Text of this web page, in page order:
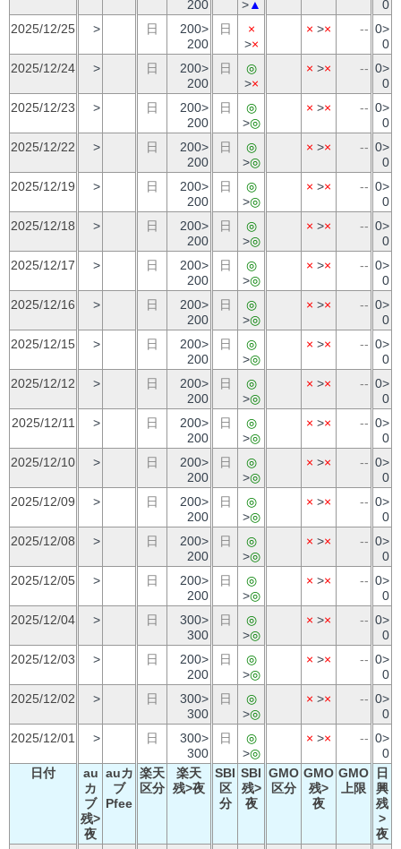
200 >▲
0
2025/12/25
> 日
200>
200
日
×
>×
× >× -- 0>
0
2025/12/24
> 日
200>
200
日
◎
>×
× >× -- 0>
0
2025/12/23
> 日
200>
200
日
◎
>◎
× >× -- 0>
0
2025/12/22
> 日
200>
200
日
◎
>◎
× >× -- 0>
0
2025/12/19
> 日
200>
200
日
◎
>◎
× >× -- 0>
0
2025/12/18
> 日
200>
200
日
◎
>◎
× >× -- 0>
0
2025/12/17
> 日
200>
200
日
◎
>◎
× >× -- 0>
0
2025/12/16
> 日
200>
200
日
◎
>◎
× >× -- 0>
0
2025/12/15
> 日
200>
200
日
◎
>◎
× >× -- 0>
0
2025/12/12
> 日
200>
200
日
◎
>◎
× >× -- 0>
0
2025/12/11
> 日
200>
200
日
◎
>◎
× >× -- 0>
0
2025/12/10
> 日
200>
200
日
◎
>◎
× >× -- 0>
0
2025/12/09
> 日
200>
200
日
◎
>◎
× >× -- 0>
0
2025/12/08
> 日
200>
200
日
◎
>◎
× >× -- 0>
0
2025/12/05
> 日
200>
200
日
◎
>◎
× >× -- 0>
0
2025/12/04
> 日
300>
300
日
◎
>◎
× >× -- 0>
0
2025/12/03
> 日
200>
200
日
◎
>◎
× >× -- 0>
0
2025/12/02
> 日
300>
300
日
◎
>◎
× >× -- 0>
0
2025/12/01
> 日
300>
300
日
◎
>◎
× >× -- 0>
0
日付
au
カ
ブ
残>
夜
auカ
ブ
Pfee
楽天
区分
楽天
残>夜
SBI
区
分
SBI
残>
夜
GMO
区分
GMO
残>
夜
GMO
上限
日
興
残
>
夜